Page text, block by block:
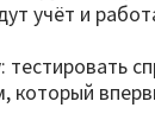
учёт и
который